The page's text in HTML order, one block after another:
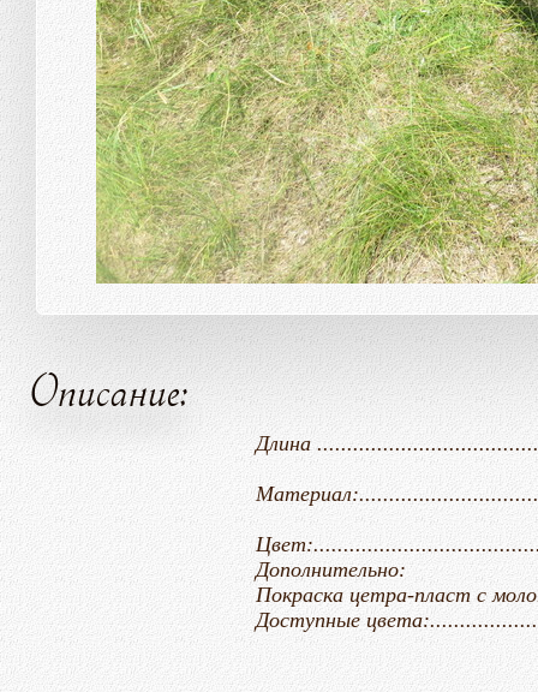
Описание:
Длина
Дополнительно:
Покраска цетра-пласт с
Доступные